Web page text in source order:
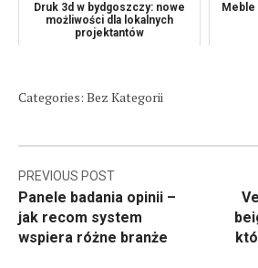
Druk 3d w bydgoszczy: nowe
możliwości dla lokalnych
projektantów
Meble
Categories: Bez Kategorii
Nawigacja
wpisu
PREVIOUS POST
Panele badania opinii –
jak recom system
wspiera różne branże